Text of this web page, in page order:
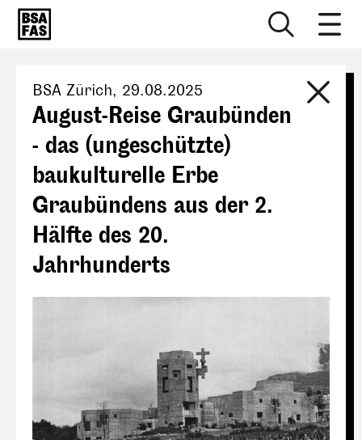
BSA Zürich, 29.08.2025
August-Reise Graubünden
- das (ungeschützte)
baukulturelle Erbe
Graubündens aus der 2.
Hälfte des 20.
Jahrhunderts